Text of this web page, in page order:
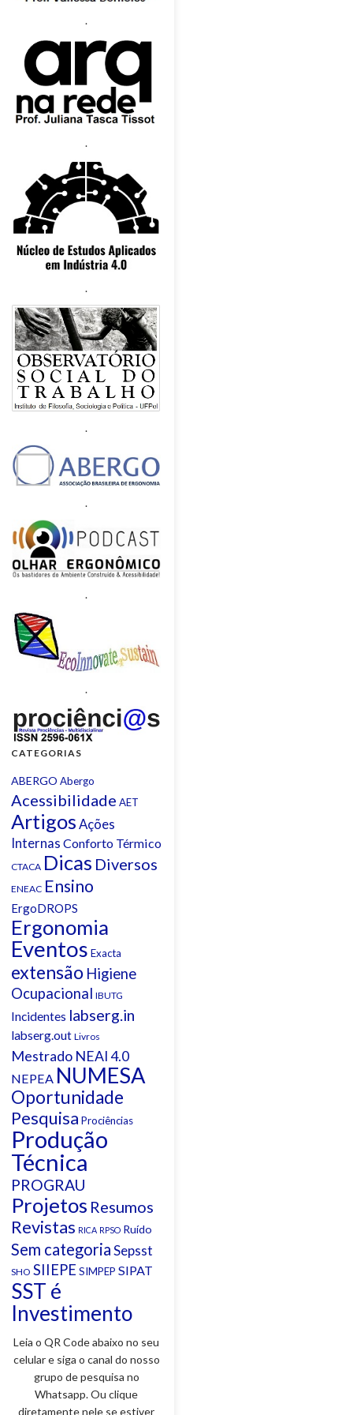
.
.
.
.
.
.
.
CATEGORIAS
ABERGO Abergo
Acessibilidade AET
ArtigosAções
Internas Conforto Térmico
CTACA Dicas Diversos
ENEAC Ensino
ErgoDROPS
Ergonomia
Eventos Exacta
extensão Higiene
Ocupacional IBUTG
Incidentes labserg.in
labserg.out Livros
Mestrado NEAI 4.0
NEPEA NUMESA
Oportunidade
Pesquisa Prociências
Produção
Técnica
PROGRAU
Projetos Resumos
Revistas RICA RPSO Ruído
Sem categoriaSepsst
SHO SIIEPE SIMPEP SIPAT
SST é
Investimento
Leia o QR Code abaixo no seu
celular e siga o canal do nosso
grupo de pesquisa no
Whatsapp. Ou clique
diretamente nele se estiver